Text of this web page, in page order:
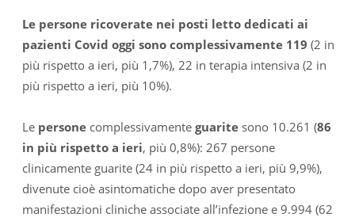
Le persone ricoverate nei posti letto dedicati ai
pazienti Covid oggi sono complessivamente 119 (2 in
più rispetto a ieri, più 1,7%), 22 in terapia intensiva (2 in
più rispetto a ieri, più 10%).
Le personecomplessivamente guaritesono 10.261 (86
in più rispetto a ieri, più 0,8%): 267 persone
clinicamente guarite (24 in più rispetto a ieri, più 9,9%),
divenute cioè asintomatiche dopo aver presentato
manifestazioni cliniche associate all’infezione e 9.994 (62